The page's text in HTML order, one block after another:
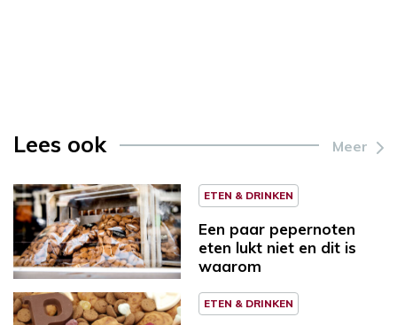
Lees ook Meer
ETEN & DRINKEN
Een paar pepernoten
eten lukt niet en dit is
waarom
ETEN & DRINKEN